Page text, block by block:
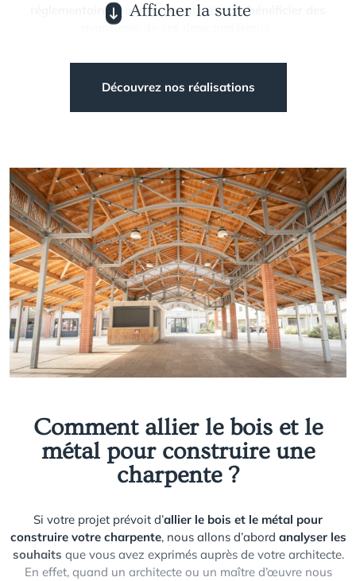
réglementaires pour vous permettre debénéficier des
avantages de ces deux matériaux
Facilité de pose
Légèreté du métal
nous vous garantissons uneapproche personnalisée, en lien
avec les plans que votre architecte vous a présentés. Aussi,
nous sommesforces de proposition. En effet, du fait de notre
expérience en matière de construction, nous partageons
avec votre maître d’œuvre les points d’amélioration qui
peuvent être envisagés pour satisfaire votre demande. Le
métal et le bois offrent tant de possibilités !
Afficher la suite
Découvrez nos réalisations
Comment allier le bois et le
métal pour construire une
charpente ?
Si votre projet prévoit d’allier le bois et le métal pour
construire votre charpente, nous allons d’abord analyser les
souhaits que vous avez exprimés auprès de votre architecte.
En effet, quand un architecte ou un maître d’œuvre nous